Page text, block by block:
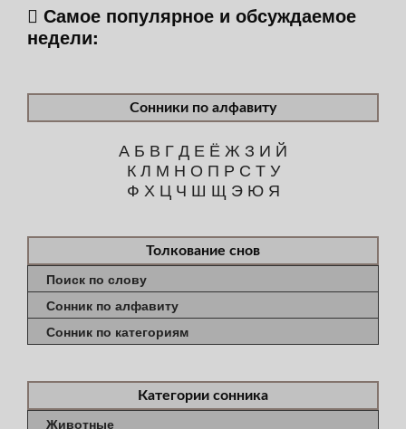
Самое популярное и обсуждаемое
недели:
Сонники по алфавиту
А Б В ГД Е Ё Ж З И Й
К Л М Н О П Р С Т У
Ф Х Ц Ч Ш Щ Э Ю Я
Толкование снов
Поиск по слову
Сонник по алфавиту
Сонник по категориям
Категории сонника
Животные